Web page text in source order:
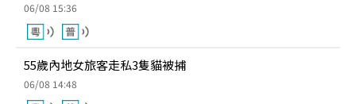
06/08 15:36
55歲內地女旅客走私3隻貓被捕
06/08 14:48